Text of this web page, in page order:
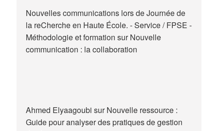
Nouvelles communications lors de Journée de
la reCherche en Haute École. - Service / FPSE -
Méthodologie et formation surNouvelle
communication : la collaboration
Ahmed Elyaagoubi surNouvelle ressource :
Guide pour analyser des pratiques de gestion